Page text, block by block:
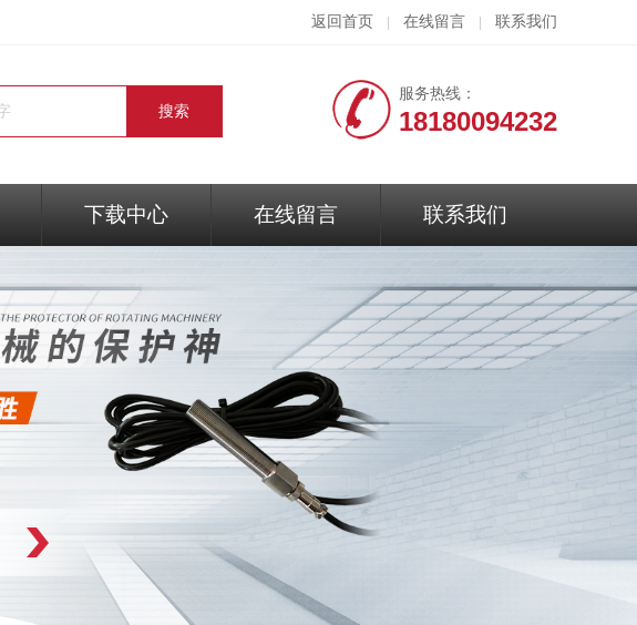
返回首页 在线留言 联系我们
服务热线：
18180094232
下载中心 在线留言 联系我们